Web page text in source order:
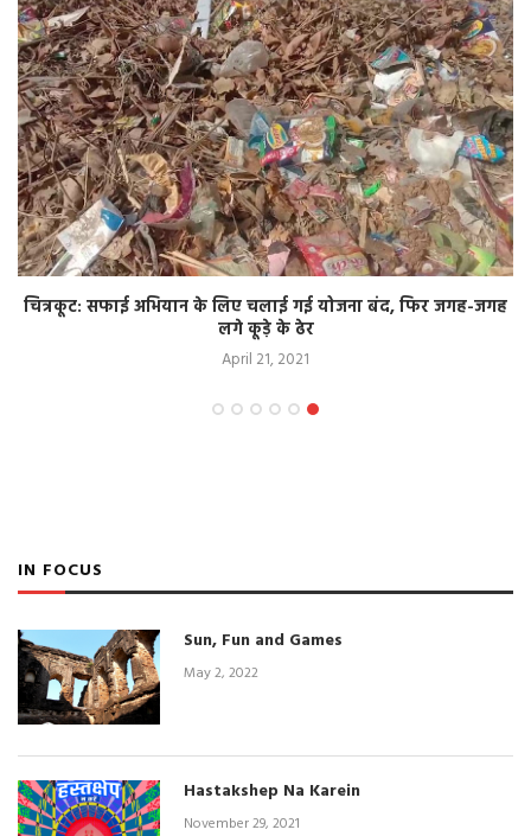
चित्रकूट: सफाई अभियान के लिए चलाई गई योजना बंद, फिर जगह-जगह
लगे कूड़े के ढेर
April 21, 2021
IN FOCUS
Sun, Fun and Games
May 2, 2022
Hastakshep Na Karein
November 29, 2021